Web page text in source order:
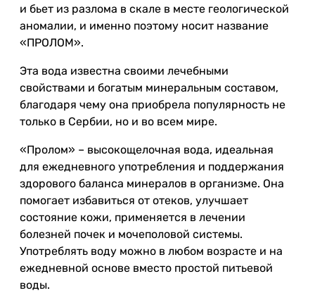
и бьет из разлома в скале в месте геологической
аномалии, и именно поэтому носит название
«ПРОЛОМ».
Эта вода известна своими лечебными
свойствами и богатым минеральным составом,
благодаря чему она приобрела популярность не
только в Сербии, но и во всем мире.
«Пролом» – высокощелочная вода, идеальная
для ежедневного употребления и поддержания
здорового баланса минералов в организме. Она
помогает избавиться от отеков, улучшает
состояние кожи, применяется в лечении
болезней почек и мочеполовой системы.
Употреблять воду можно в любом возрасте и на
ежедневной основе вместо простой питьевой
воды.